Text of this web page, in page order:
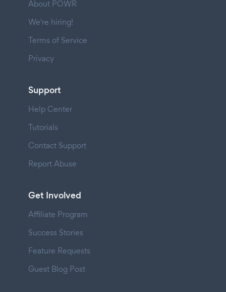
About POWR
We're hiring!
Terms of Service
Privacy
Support
Help Center
Tutorials
Contact Support
Report Abuse
Get Involved
Affiliate Program
Success Stories
Feature Requests
Guest Blog Post